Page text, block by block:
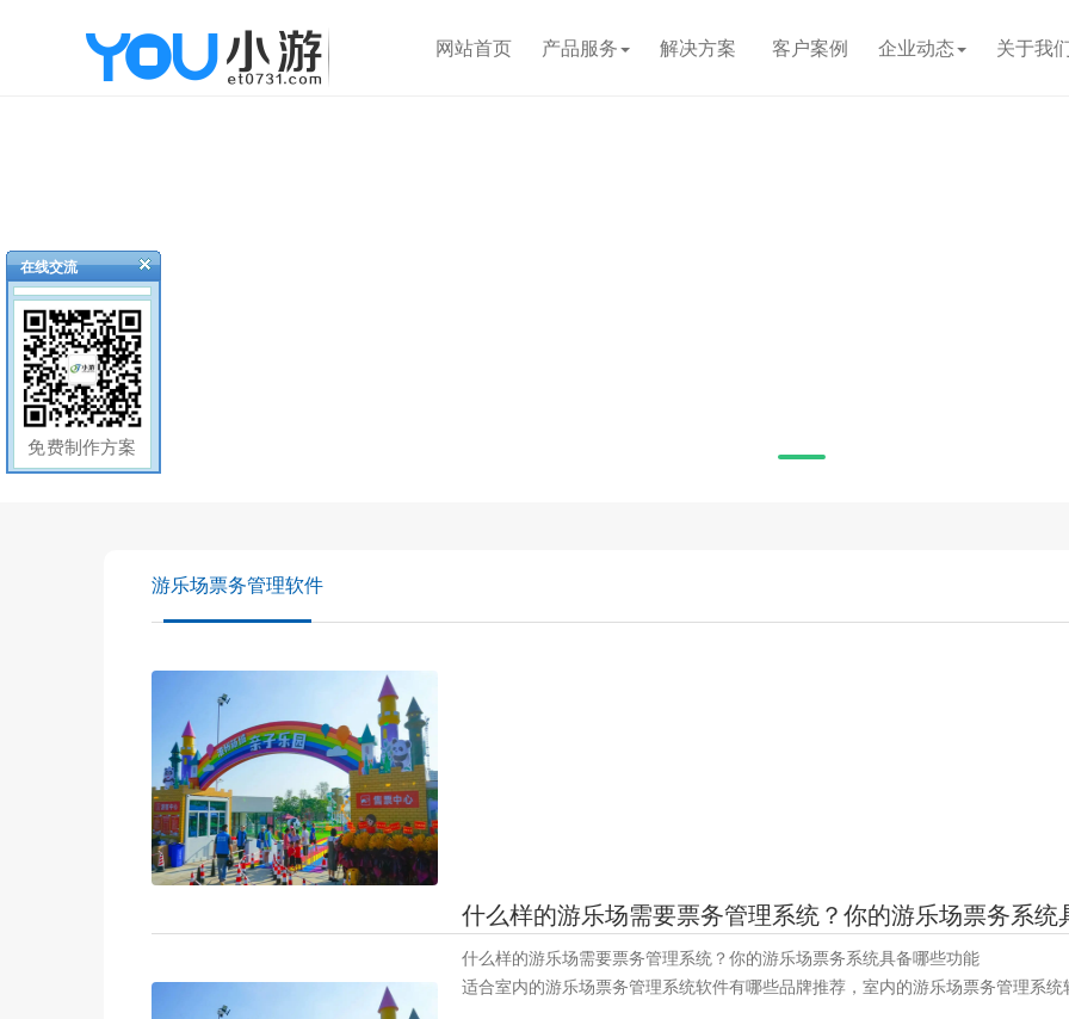
网站首页 产品服务 解决方案 客户案例 企业动态 关于我
游乐场票务管理软件
什么样的游乐场需要票务管理系统？你的游乐场票务系统
什么样的游乐场需要票务管理系统？你的游乐场票务系统具备哪些功能
适合室内的游乐场票务管理系统软件有哪些品牌推荐，室内的游乐场票务管理系统
在线交流
免费制作方案